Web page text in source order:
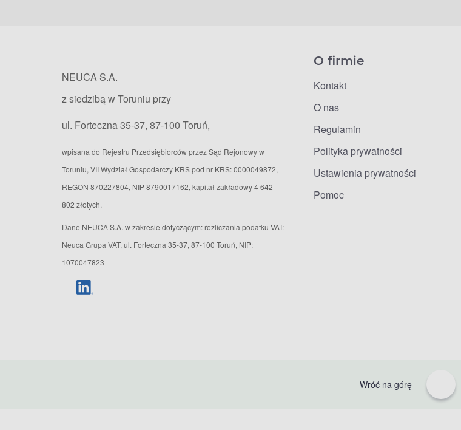
NEUCA S.A.
z siedzibą w Toruniu przy
ul. Forteczna 35-37, 87-100 Toruń,
wpisana do Rejestru Przedsiębiorców przez Sąd Rejonowy w
Toruniu, VII Wydział Gospodarczy KRS pod nr KRS: 0000049872,
REGON 870227804, NIP 8790017162, kapitał zakładowy 4 642
802 złotych.
Dane NEUCA S.A. w zakresie dotyczącym: rozliczania podatku VAT:
Neuca Grupa VAT, ul. Forteczna 35-37, 87-100 Toruń, NIP:
1070047823
O firmie
Kontakt
O nas
Regulamin
Polityka prywatności
Ustawienia prywatności
Pomoc
Wróć na górę